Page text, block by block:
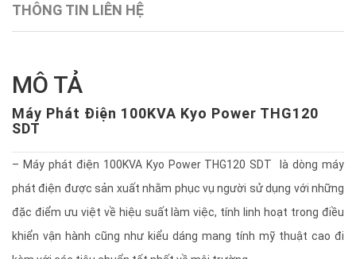
THÔNG TIN LIÊN HỆ
MÔ TẢ
Máy Phát Điện 100KVA Kyo Power THG120
SDT
– Máy phát điện 100KVA Kyo Power THG120 SDT là dòng máy
phát điện được sản xuất nhằm phục vụ người sử dụng với những
đặc điểm ưu việt về hiệu suất làm việc, tính linh hoạt trong điều
khiển vận hành cũng như kiểu dáng mang tính mỹ thuật cao đi